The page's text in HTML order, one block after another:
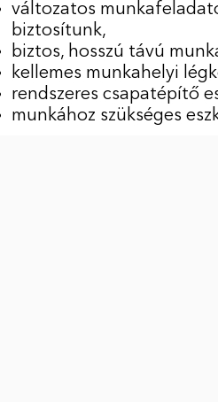
változatos
biztosítunk,
biztos, hosszú távú
kellemes munkahelyi
rendszeres csapatépítő
munkához szükséges